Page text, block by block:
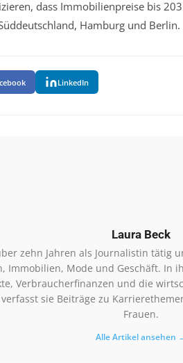
dass Immobilienpreise bis
Hamburg und Berlin.
LinkedIn
Laura Beck
zehn Jahren als Journalistin
Immobilien, Mode und Geschäft. In
Verbraucherfinanzen und die
sie Beiträge zu
Frauen.
Alle Artikel ansehen